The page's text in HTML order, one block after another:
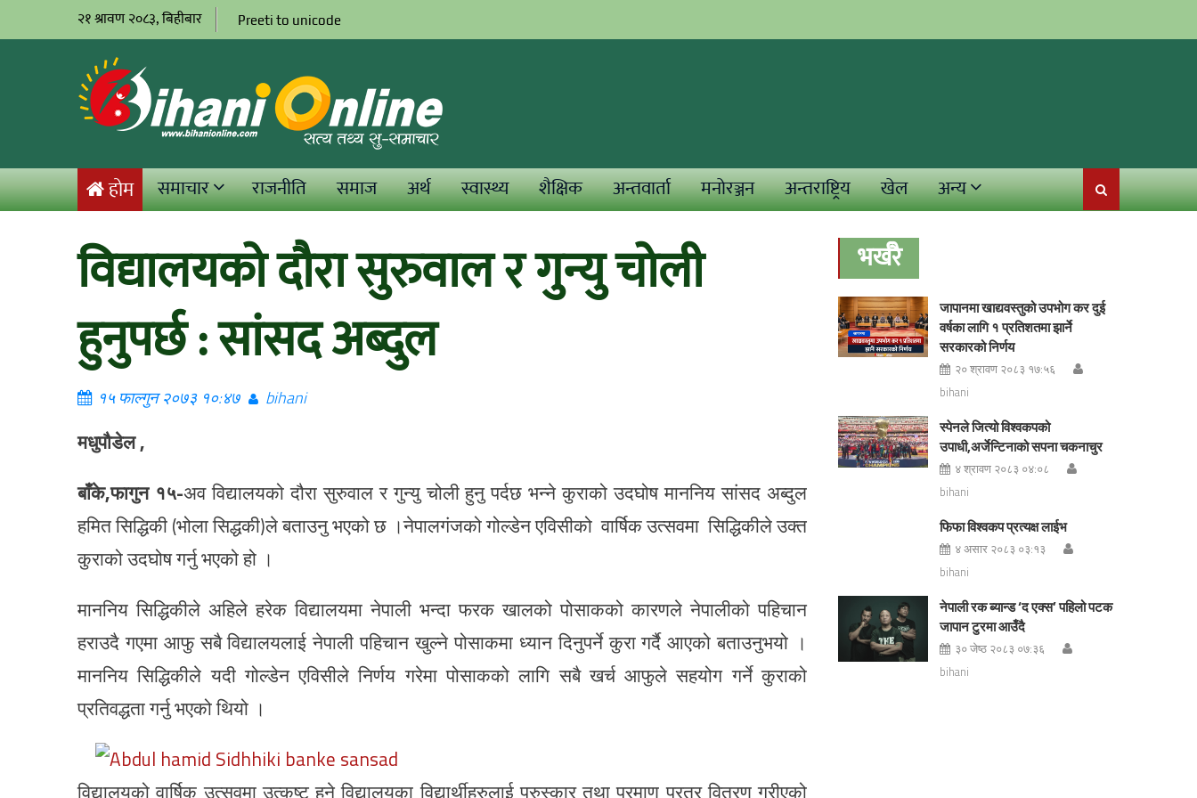
२१ श्रावण २०८३, बिहीबार Preeti to unicode
होम समाचार राजनीति समाज अर्थ स्वास्थ्य शैक्षिक अन्तवार्ता मनोरञ्जन अन्तराष्ट्रिय खेल अन्य
विद्यालयको दौरा सुरुवाल र गुन्यु चोली
हुनुपर्छ : सांसद अब्दुल
१५ फाल्गुन २०७३ १०:४७ bihani
मधुपौडेल ,
बाँके,फागुन १५-अव विद्यालयको दौरा सुरुवाल र गुन्यु चोली हुनु पर्दछ भन्ने कुराको उदघोष माननिय सांसद अब्दुल
हमित सिद्धिकी (भोला सिद्धकी)ले बताउनु भएको छ ।नेपालगंजको गोल्डेन एविसीको वार्षिक उत्सवमा सिद्धिकीले उक्त
कुराको उदघोष गर्नु भएको हो ।
माननिय सिद्धिकीले अहिले हरेक विद्यालयमा नेपाली भन्दा फरक खालको पोसाकको कारणले नेपालीको पहिचान
हराउदै गएमा आफु सबै विद्यालयलाई नेपाली पहिचान खुल्ने पोसाकमा ध्यान दिनुपर्ने कुरा गर्दै आएको बताउनुभयो ।
माननिय सिद्धिकीले यदी गोल्डेन एविसीले निर्णय गरेमा पोसाकको लागि सबै खर्च आफुले सहयोग गर्ने कुराको
प्रतिवद्धता गर्नु भएको थियो ।
विद्यालयको वार्षिक उत्सवमा उत्कृष्ट हुने विद्यालयका विद्यार्थीहरुलाई पुरुस्कार तथा प्रमाण प्रत्र वितरण गरीएको
भर्खरै
जापानमा खाद्यवस्तुको उपभोग कर दुई
वर्षका लागि १ प्रतिशतमा झार्ने
सरकारको निर्णय
२० श्रावण २०८३ १७:५६
bihani
स्पेनले जित्यो विश्वकपको
उपाधी,अर्जेन्टिनाको सपना चकनाचुर
४ श्रावण २०८३ ०४:०८
bihani
फिफा विश्वकप प्रत्यक्ष लाईभ
४ असार २०८३ ०३:१३
bihani
नेपाली रक ब्यान्ड ‘द एक्स’ पहिलो पटक
जापान टुरमा आउँदै
३० जेष्ठ २०८३ ०७:३६
bihani